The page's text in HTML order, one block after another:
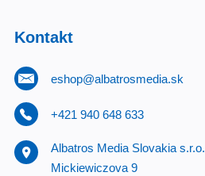
Kontakt
eshop@albatrosmedia.sk
+421 940 648 633
Albatros Media Slovakia s.r.o.
Mickiewiczova 9